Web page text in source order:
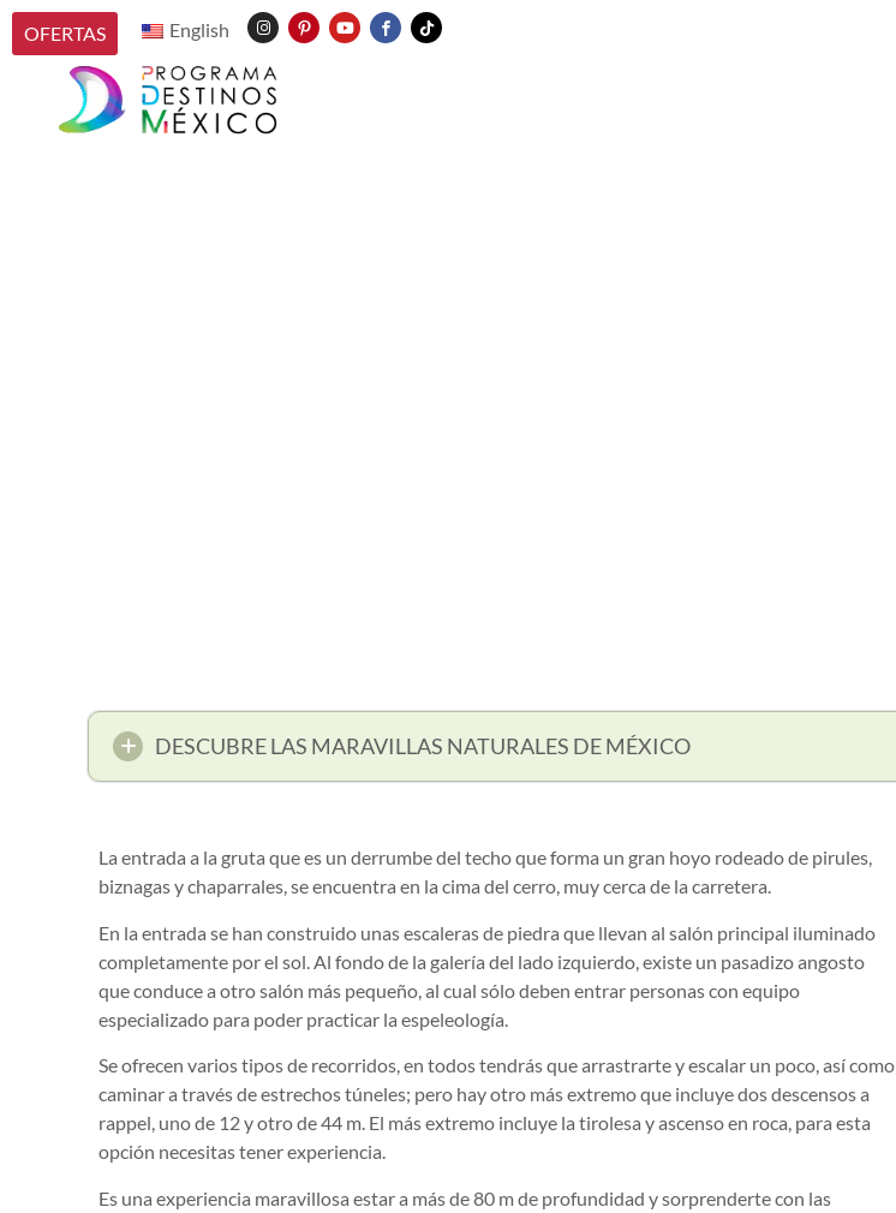
OFERTAS English
DESCUBRE LAS MARAVILLAS NATURALES DE MÉXICO
La entrada a la gruta que es un derrumbe del techo que forma un gran hoyo rodeado de pirules,
biznagas y chaparrales, se encuentra en la cima del cerro, muy cerca de la carretera.
En la entrada se han construido unas escaleras de piedra que llevan al salón principal iluminado
completamente por el sol. Al fondo de la galería del lado izquierdo, existe un pasadizo angosto
que conduce a otro salón más pequeño, al cual sólo deben entrar personas con equipo
especializado para poder practicar la espeleología.
Se ofrecen varios tipos de recorridos, en todos tendrás que arrastrarte y escalar un poco, así como
caminar a través de estrechos túneles; pero hay otro más extremo que incluye dos descensos a
rappel, uno de 12 y otro de 44 m. El más extremo incluye la tirolesa y ascenso en roca, para esta
opción necesitas tener experiencia.
Es una experiencia maravillosa estar a más de 80 m de profundidad y sorprenderte con las